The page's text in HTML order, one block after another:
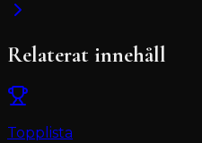
Relaterat innehåll
Topplista